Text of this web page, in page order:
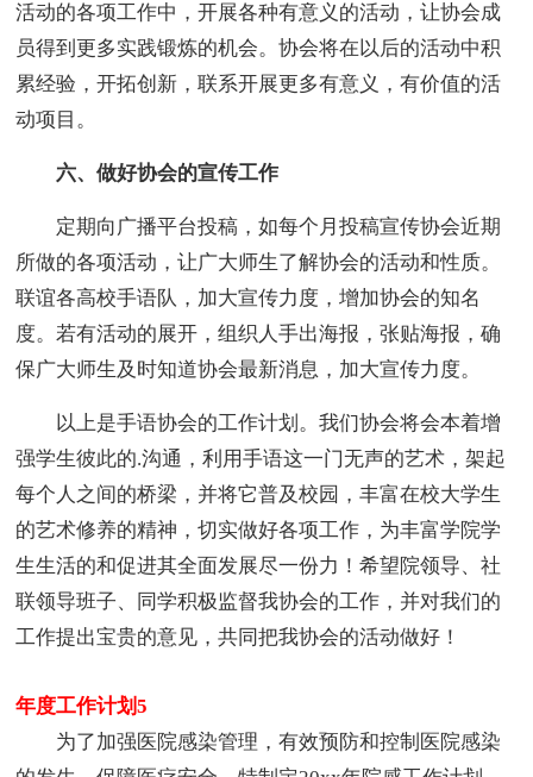
活动的各项工作中，开展各种有意义的活动，让协会成
员得到更多实践锻炼的机会。协会将在以后的活动中积
累经验，开拓创新，联系开展更多有意义，有价值的活
动项目。
六、做好协会的宣传工作
定期向广播平台投稿，如每个月投稿宣传协会近期
所做的各项活动，让广大师生了解协会的活动和性质。
联谊各高校手语队，加大宣传力度，增加协会的知名
度。若有活动的展开，组织人手出海报，张贴海报，确
保广大师生及时知道协会最新消息，加大宣传力度。
以上是手语协会的工作计划。我们协会将会本着增
强学生彼此的.沟通，利用手语这一门无声的艺术，架起
每个人之间的桥梁，并将它普及校园，丰富在校大学生
的艺术修养的精神，切实做好各项工作，为丰富学院学
生生活的和促进其全面发展尽一份力！希望院领导、社
联领导班子、同学积极监督我协会的工作，并对我们的
工作提出宝贵的意见，共同把我协会的活动做好！
年度工作计划5
为了加强医院感染管理，有效预防和控制医院感染